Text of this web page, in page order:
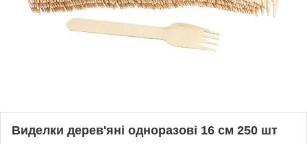
Виделки дерев'яні одноразові 16 см 250 шт